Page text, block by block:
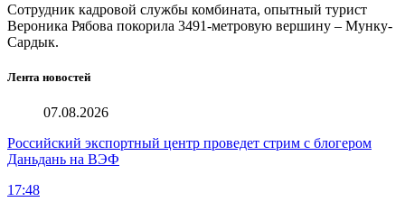
Сотрудник кадровой службы комбината, опытный турист
Вероника Рябова покорила 3491-метровую вершину – Мунку-
Сардык.
Лента новостей
07.08.2026
Российский экспортный центр проведет стрим с блогером
Даньдань на ВЭФ
17:48